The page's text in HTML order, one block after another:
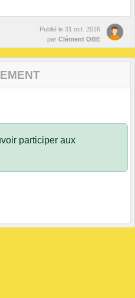
Publié le 31 oct. 2016
par Clément OBE
participer aux